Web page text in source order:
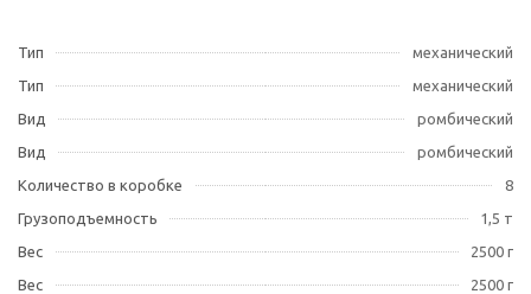
Тип
механический
Тип
механический
Вид
ромбический
Вид
ромбический
Количество в коробке
8
Грузоподъемность
1,5 т
Вес
2500 г
Вес
2500 г